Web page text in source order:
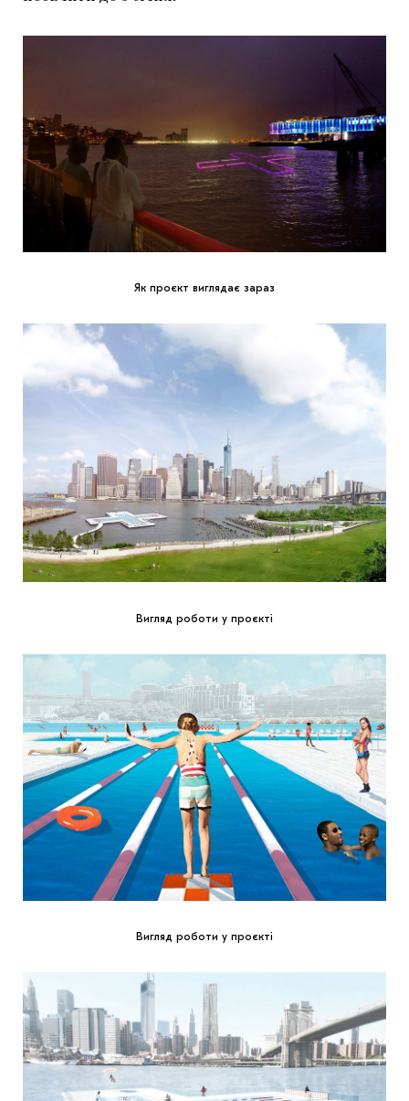
Як проєкт виглядає зараз
Вигляд роботи у проєкті
Вигляд роботи у проєкті